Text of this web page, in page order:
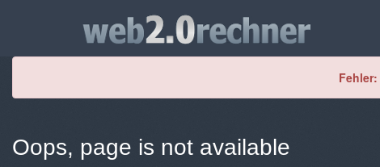
Fehler:
Oops, page is not available